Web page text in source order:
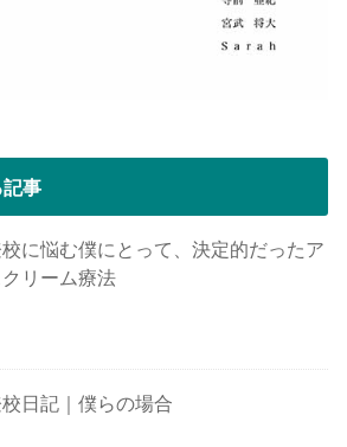
事
に悩む僕にとって、決定的だったア
リーム療法
日記｜僕らの場合